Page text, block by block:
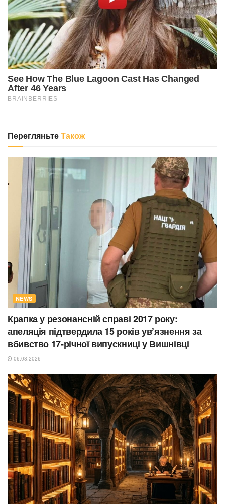
ПерегляньтеТакож
NEWS
Крапка у резонансній справі 2017 року:
апеляція підтвердила 15 років ув’язнення за
вбивство 17-річної випускниці у Вишнівці
06.08.2026